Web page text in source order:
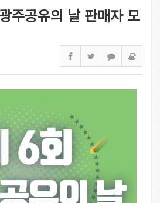
주공유의 날 판매자 모